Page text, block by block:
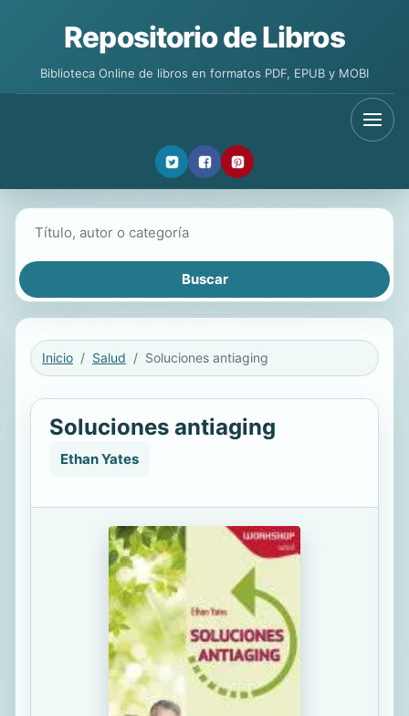
Repositorio de Libros
Biblioteca Online de libros en formatos PDF, EPUB y MOBI
Inicio Salud Soluciones antiaging
Soluciones antiaging
Ethan Yates